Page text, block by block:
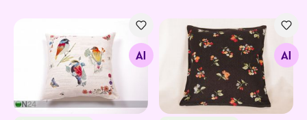
Декоративная подушка из гобелена 45x45cm
Найдите похожие
Декоративная подушка
Найдите похожие